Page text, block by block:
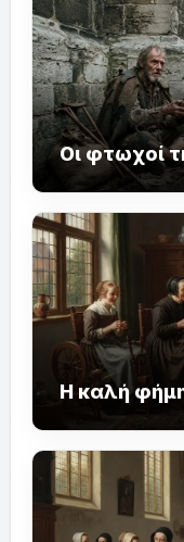
Οι φτωχοί
Η καλή